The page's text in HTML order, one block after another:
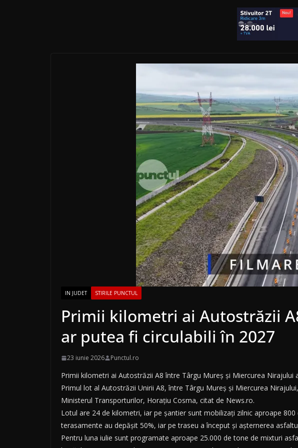
IN JUDET STIRILE PUNCTUL
Primii kilometri ai Autostrăzii
ar putea fi circulabili în 2027
23 iunie 2026 Punctul.ro
Primii kilometri ai Autostrăzii A8 între Târgu Mureș și Miercurea Nirajului
Primul lot al Autostrăzii Unirii A8, între Târgu Mureș și Miercurea
Ministerul Transporturilor, Horațiu Cosma, citat de News.ro.
Lotul are 24 de kilometri, iar pe șantier sunt mobilizați zilnic aproape
terasamente au depășit 50%, iar pe traseu a început și așternerea
Pentru luna iulie sunt programate aproape 25.000 de tone de mixturi